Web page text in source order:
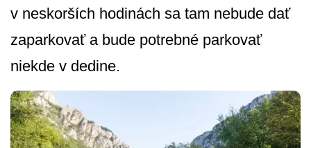
v neskorších hodinách sa tam nebude dať
zaparkovať a bude potrebné parkovať
niekde v dedine.